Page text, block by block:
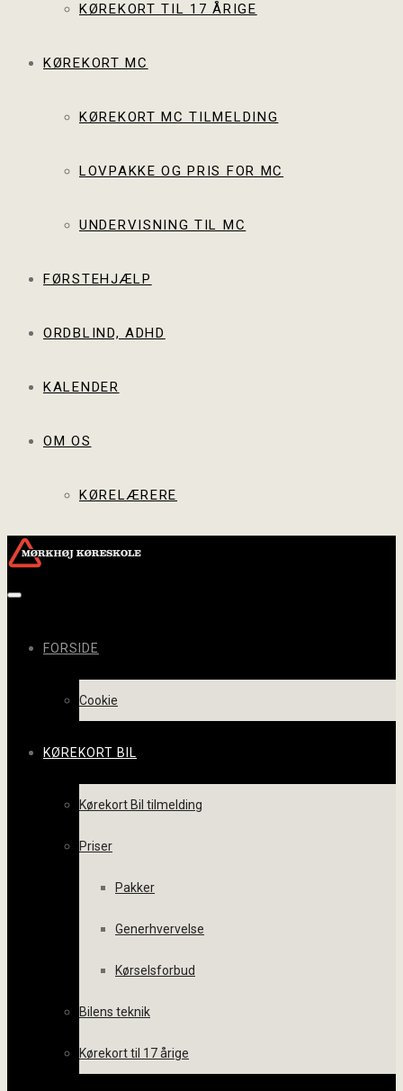
KØREKORT TIL 17 ÅRIGE
KØREKORT MC
KØREKORT MC TILMELDING
LOVPAKKE OG PRIS FOR MC
UNDERVISNING TIL MC
FØRSTEHJÆLP
ORDBLIND, ADHD
KALENDER
OM OS
KØRELÆRERE
Toggle
FORSIDE
Cookie
KØREKORT BIL
Kørekort Bil tilmelding
Priser
Pakker
Generhvervelse
Kørselsforbud
Bilens teknik
Kørekort til 17 årige